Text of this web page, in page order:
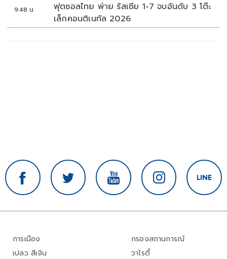
9:48 น.
ฟุตซอลไทย พ่าย รัสเซีย 1-7 จบอันดับ 3 โต๊ะ
เล็กคอนติเนทัล 2026
การเมือง
เปลว สีเงิน
กรองสถานการณ์
วาไรตี้